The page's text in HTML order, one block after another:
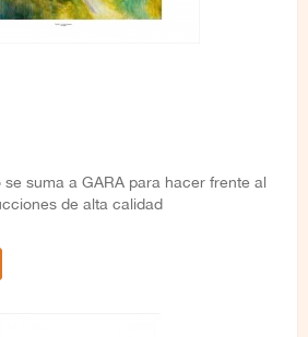
suma a GARA para hacer frente al
de alta calidad